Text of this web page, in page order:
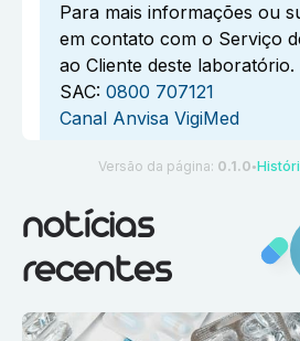
Para mais informações ou
em contato com o Serviço
ao Cliente deste laboratório.
SAC: 0800 707121
Canal Anvisa VigiMed
Versão da página: 0.1.0 ●
notícias
recentes